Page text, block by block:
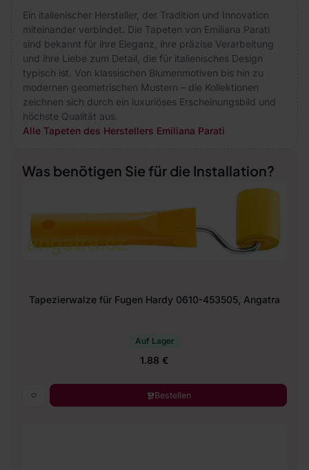
Ein italienischer Hersteller, der Tradition und Innovation
miteinander verbindet. Die Tapeten von Emiliana Parati
sind bekannt für ihre Eleganz, ihre präzise Verarbeitung
und ihre Liebe zum Detail, die für italienisches Design
typisch ist. Von klassischen Blumenmotiven bis hin zu
modernen geometrischen Mustern – die Kollektionen
zeichnen sich durch ein luxuriöses Erscheinungsbild und
höchste Qualität aus.
Alle Tapeten des Herstellers Emiliana Parati
Was benötigen Sie für die Installation?
Tapezierwalze für Fugen Hardy 0610-453505, Angatra
Auf Lager
1.88 €
Bestellen